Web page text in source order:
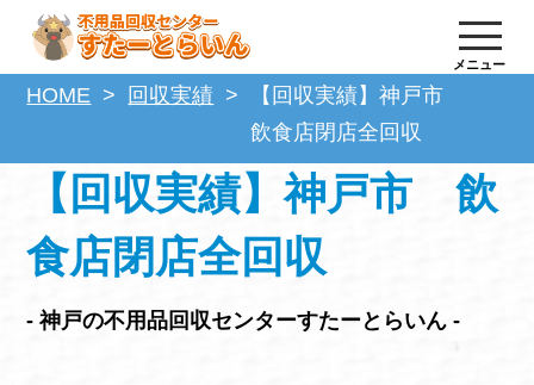
メニュー
HOME 回収実績
【回収実績】神戸市
飲食店閉店全回収
【回収実績】神戸市 飲
食店閉店全回収
- 神戸の不用品回収センターすたーとらいん -